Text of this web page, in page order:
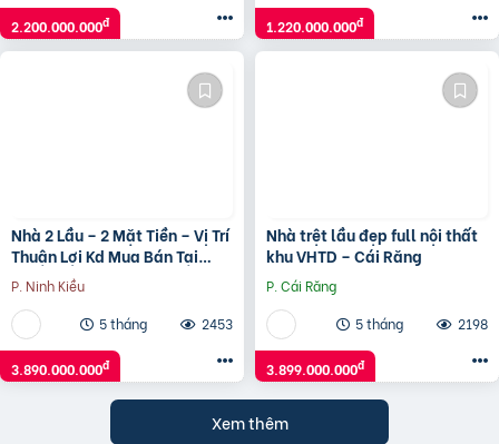
2.200.000.000đ 1.220.000.000đ
Nhà 2 Lầu – 2 Mặt Tiền – Vị Trí
Thuận Lợi Kd Mua Bán Tại
Nhà,…
P. Ninh Kiều
5 tháng
2453
3.890.000.000đ
Nhà trệt lầu đẹp full nội thất
khu VHTD – Cái Răng
P. Cái Răng
5 tháng
2198
3.899.000.000đ
Xem thêm